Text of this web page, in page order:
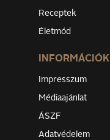
Receptek
Életmód
INFORMÁCIÓK
Impresszum
Médiaajánlat
ÁSZF
Adatvédelem